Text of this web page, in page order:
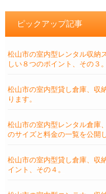
ピックアップ記事
松山市の室内型レンタル収
しい８つのポイント、その３。
松山市の室内型貸し倉庫、
ります。
松山市の室内型レンタル倉庫
のサイズと料金の一覧を公開
松山市の室内型貸し倉庫、
イント、その４。